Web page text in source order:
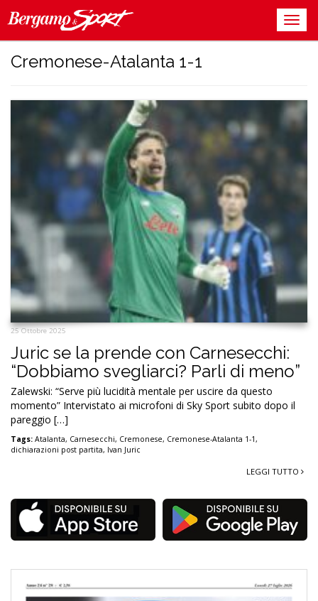
Cremonese-Atalanta 1-1
25 Ottobre 2025
Juric se la prende con Carnesecchi:
“Dobbiamo svegliarci? Parli di meno”
Zalewski: “Serve più lucidità mentale per uscire da questo
momento” Intervistato ai microfoni di Sky Sport subito dopo il
pareggio […]
Tags: Atalanta, Carnesecchi, Cremonese, Cremonese-Atalanta 1-1,
dichiarazioni post partita, Ivan Juric
LEGGI TUTTO